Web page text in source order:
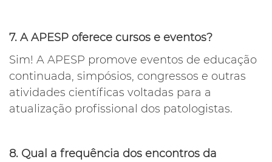
7. A APESP oferece cursos e eventos?
Sim! A APESP promove eventos de educação
continuada, simpósios, congressos e outras
atividades científicas voltadas para a
atualização profissional dos patologistas.
8. Qual a frequência dos encontros da